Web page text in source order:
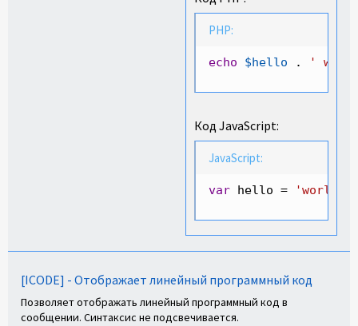
PHP:
echo $hello . '
Код JavaScript:
JavaScript:
var hello = 'world'
[ICODE] - Отображает линейный программный код
Позволяет отображать линейный программный код в
сообщении. Синтаксис не подсвечивается.